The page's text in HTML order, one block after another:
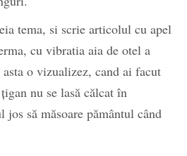
tema, si scrie articolul cu apel
cu vibratia aia de otel a
o vizualizez, cand ai facut
nu se lasă călcat în
jos să măsoare pământul când